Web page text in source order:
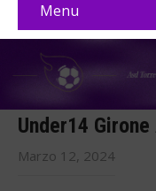
Menu
Under14
Marzo 12, 2024